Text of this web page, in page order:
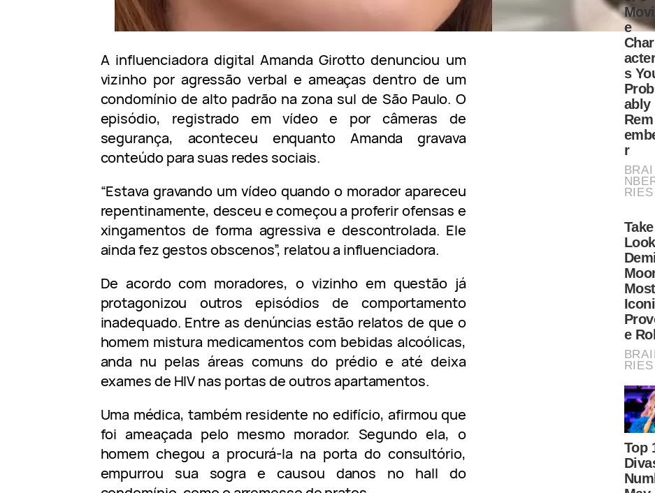
A influenciadora digital Amanda Girotto denunciou um
vizinho por agressão verbal e ameaças dentro de um
condomínio de alto padrão na zona sul de São Paulo. O
episódio, registrado em vídeo e por câmeras de
segurança, aconteceu enquanto Amanda gravava
conteúdo para suas redes sociais.
“Estava gravando um vídeo quando o morador apareceu
repentinamente, desceu e começou a proferir ofensas e
xingamentos de forma agressiva e descontrolada. Ele
ainda fez gestos obscenos”, relatou a influenciadora.
De acordo com moradores, o vizinho em questão já
protagonizou outros episódios de comportamento
inadequado. Entre as denúncias estão relatos de que o
homem mistura medicamentos com bebidas alcoólicas,
anda nu pelas áreas comuns do prédio e até deixa
exames de HIV nas portas de outros apartamentos.
Uma médica, também residente no edifício, afirmou que
foi ameaçada pelo mesmo morador. Segundo ela, o
homem chegou a procurá-la na porta do consultório,
empurrou sua sogra e causou danos no hall do